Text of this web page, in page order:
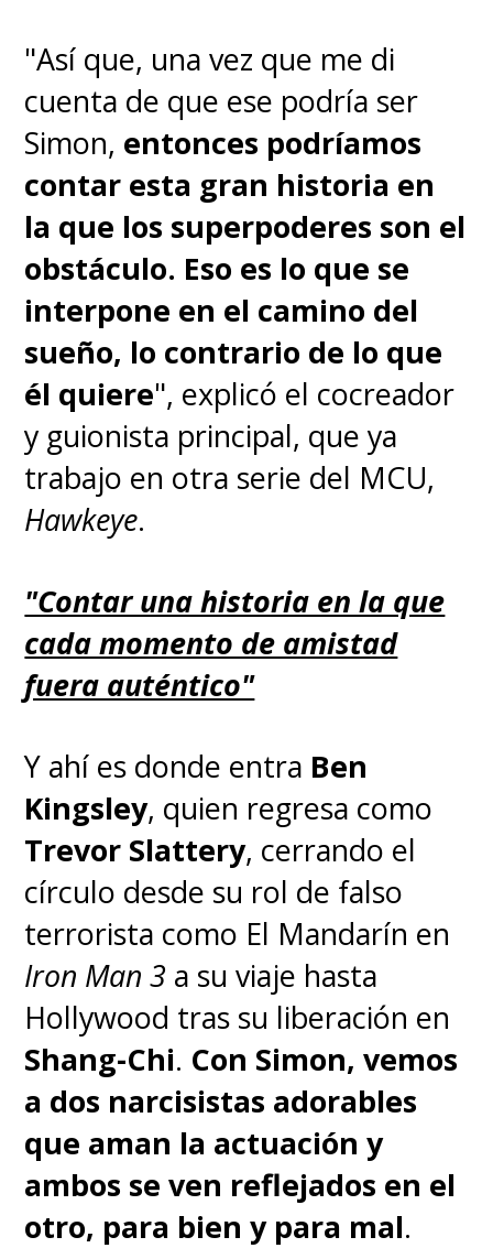
"Así que, una vez que me di
cuenta de que ese podría ser
Simon, entonces podríamos
contar esta gran historia en
la que los superpoderes son el
obstáculo. Eso es lo que se
interpone en el camino del
sueño, lo contrario de lo que
él quiere", explicó el cocreador
y guionista principal, que ya
trabajo en otra serie del MCU,
Hawkeye.
"Contar una historia en la que
cada momento de amistad
fuera auténtico"
Y ahí es donde entra Ben
Kingsley, quien regresa como
Trevor Slattery, cerrando el
círculo desde su rol de falso
terrorista como El Mandarín en
Iron Man 3 a su viaje hasta
Hollywood tras su liberación en
Shang-Chi. Con Simon, vemos
a dos narcisistas adorables
que aman la actuación y
ambos se ven reflejados en el
otro, para bien y para mal.